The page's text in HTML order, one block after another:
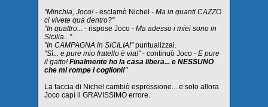
"Minchia, Joco!- esclamò Nichel - Ma in quanti CAZZO
ci vivete qua dentro?"
"In quattro... - rispose Joco - Ma adesso i miei sono in
Sicilia..."
"In CAMPAGNA in SICILIA!"puntualizzai.
"Sì... e pure mio fratello è via!"- continuò Joco - E pure
il gatto!Finalmente ho la casa libera... e NESSUNO
che mi rompe i coglioni!"
La faccia di Nichel cambiò espressione... e solo allora
Joco capì il GRAVISSIMO errore.